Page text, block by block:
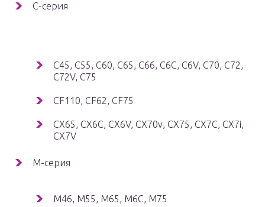
C-серия
C45, C55, C60, C65, C66, C6C, C6V, C70, C72,
C72V, C75
CF110, CF62, CF75
CX65, CX6C, CX6V, CX70v, CX75, CX7C, CX7i,
CX7V
M-серия
M46, M55, M65, M6C, M75